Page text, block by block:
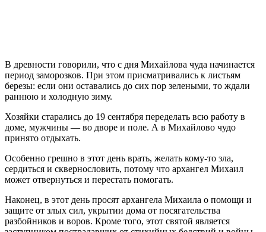
В древности говорили, что с дня Михайлова чуда начинается
период заморозков. При этом присматривались к листьям
березы: если они оставались до сих пор зелеными, то ждали
раннюю и холодную зиму.
Хозяйки старались до 19 сентября переделать всю работу в
доме, мужчины — во дворе и поле. А в Михайлово чудо
принято отдыхать.
Особенно грешно в этот день врать, желать кому-то зла,
сердиться и сквернословить, потому что архангел Михаил
может отвернуться и перестать помогать.
Наконец, в этот день просят архангела Михаила о помощи и
защите от злых сил, укрытии дома от посягательства
разбойников и воров. Кроме того, этот святой является